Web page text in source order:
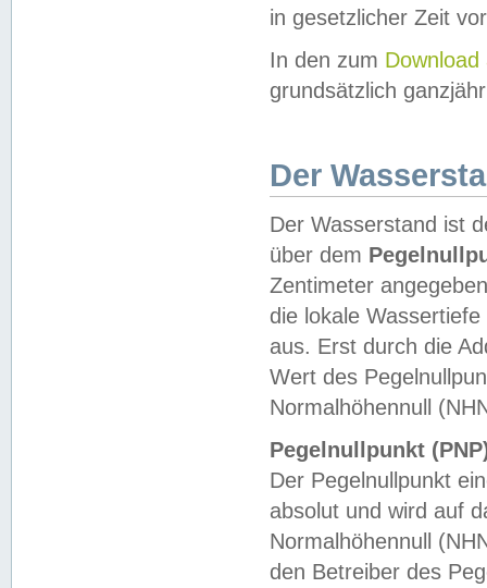
in gesetzlicher Zeit
In den zum Download
grundsätzlich
Der
Der Wasserstand ist
über dem
Zentimeter
die lokale
aus. Erst durch die
Wert des
Normalhöhennull
Pegelnullpunkt
Der Pegelnullpunkt
absolut und wird auf
Normalhöhennull
den Betreiber des